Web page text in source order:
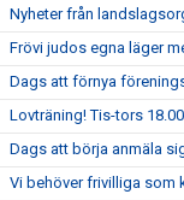
Nyheter från
Frövi judos egna läger
Dags att förnya
Lovträning! Tis-tors
Dags att börja anmäla
Vi behöver frivilliga som